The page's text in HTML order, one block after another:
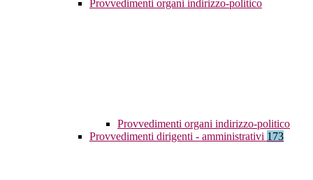
Provvedimenti organi indirizzo-politico
Provvedimenti organi indirizzo-politico
Provvedimenti dirigenti - amministrativi 173